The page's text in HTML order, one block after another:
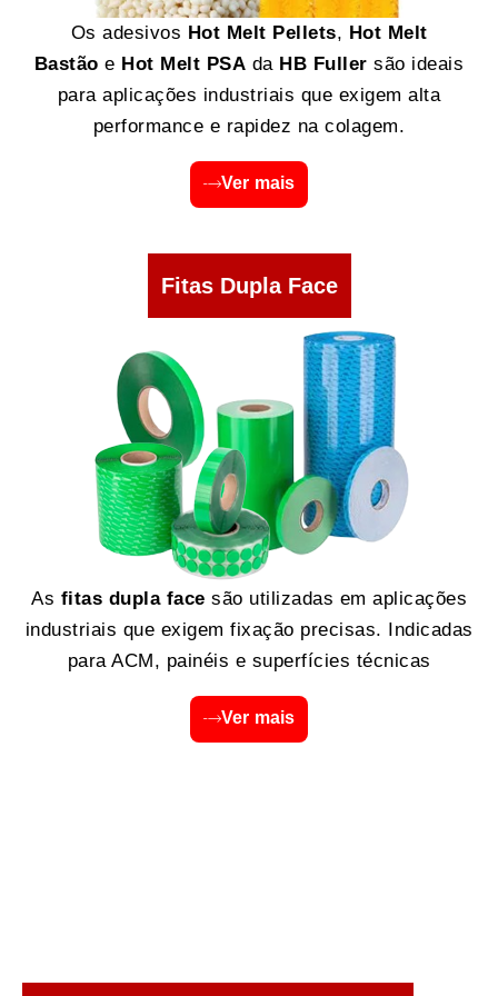
Os adesivos Hot Melt Pellets, Hot Melt
Bastão e Hot Melt PSA da HB Fuller são ideais
para aplicações industriais que exigem alta
performance e rapidez na colagem.
Ver mais
Fitas Dupla Face
As fitas dupla face são utilizadas em aplicações
industriais que exigem fixação precisas. Indicadas
para ACM, painéis e superfícies técnicas
Ver mais